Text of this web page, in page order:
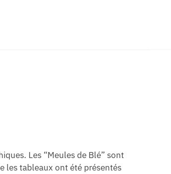
Les “Meules de Blé” sont
les tableaux ont été présentés